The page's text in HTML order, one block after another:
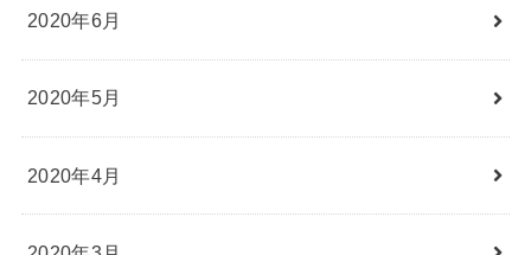
2020年6月
2020年5月
2020年4月